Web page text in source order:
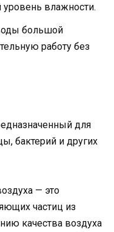
влажности.
большой
работу без
для
бактерий и других
— это
частиц из
качества воздуха